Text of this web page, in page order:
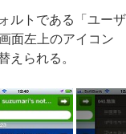
ルトである「ユーザ
面左上のアイコン
えられる。